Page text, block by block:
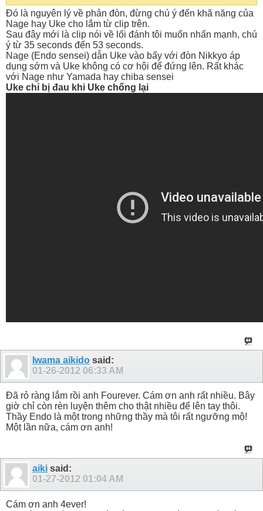
Đó là nguyên lý về phản đòn, đừng chú ý đến khã năng của
Nage hay Uke cho lắm từ clip trên.
Sau đây mới là clip nói về lối đánh tôi muốn nhấn mạnh, chú
ý từ 35 seconds đến 53 seconds.
Nage (Endo sensei) dẫn Uke vào bẩy với đòn Nikkyo áp
dụng sớm và Uke không có cơ hội để đứng lên. Rất khác
với Nage như Yamada hay chiba sensei
Uke chỉ bị đau khi Uke chống lại
Iwama aikido said:
01-26-2012 06:33 AM
Đã rỏ ràng lắm rồi anh Fourever. Cám ơn anh rất nhiều. Bây
giờ chỉ còn rèn luyện thêm cho thật nhiều để lên tay thôi.
Thầy Endo là một trong những thầy mà tôi rất ngưỡng mộ!
Một lần nữa, cám ơn anh!
aiki said:
01-27-2012 01:04 AM
Cám ơn anh 4ever!